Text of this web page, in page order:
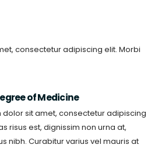
consectetur adipiscing elit. Morbi
of Medicine
dolor sit amet, consectetur adipiscing
risus est, dignissim non urna at,
nibh. Curabitur varius vel mauris at